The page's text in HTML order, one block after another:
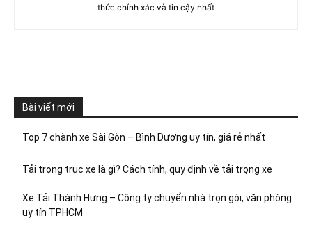
thức chính xác và tin cậy nhất
Bài viết mới
Top 7 chành xe Sài Gòn – Bình Dương uy tín, giá rẻ nhất
Tải trọng trục xe là gì? Cách tính, quy định về tải trọng xe
Xe Tải Thành Hưng – Công ty chuyển nhà trọn gói, văn phòng
uy tín TPHCM